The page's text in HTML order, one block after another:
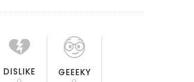
DISLIKE GEEEKY